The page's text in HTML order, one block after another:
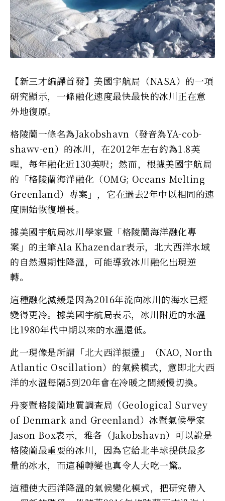
【新三才編譯首發】美國宇航局（NASA）的一項
研究顯示，一條融化速度最快最快的冰川正在意
外地復原。
格陵蘭一條名為Jakobshavn（發音為YA-cob-
shawv-en）的冰川，在2012年左右約為1.8英
哩，每年融化近130英呎；然而，根據美國宇航局
的「格陵蘭海洋融化（OMG; Oceans Melting
Greenland）專案」，它在過去2年中以相同的速
度開始恢復增長。
據美國宇航局冰川學家暨「格陵蘭海洋融化專
案」的主筆Ala Khazendar表示，北大西洋水域
的自然週期性降溫，可能導致冰川融化出現逆
轉。
這種融化減緩是因為2016年流向冰川的海水已經
變得更冷。據美國宇航局表示，冰川附近的水溫
比1980年代中期以來的水溫還低。
此一現像是所謂「北大西洋振盪」（NAO, North
Atlantic Oscillation）的氣候模式，意即北大西
洋的水溫每隔5到20年會在冷暖之間緩慢切換。
丹麥暨格陵蘭地質調查局（Geological Survey
of Denmark and Greenland）冰暨氣候學家
Jason Box表示，雅各（Jakobshavn）可以說是
格陵蘭最重要的冰川，因為它給北半球提供最多
量的冰水，而這種轉變也真令人大吃一驚。
這種使大西洋降溫的氣候變化模式，把研究帶入